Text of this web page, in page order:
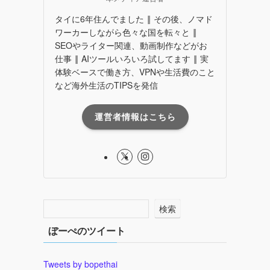
タイに6年住んでました ‖ その後、ノマド
ワーカーしながら色々な国を転々と ‖
SEOやライター関連、動画制作などがお
仕事 ‖ AIツールいろいろ試してます ‖ 実
体験ベースで働き方、VPNや生活費のこと
など海外生活のTIPSを発信
運営者情報はこちら
検索
ぼーぺのツイート
Tweets by bopethai